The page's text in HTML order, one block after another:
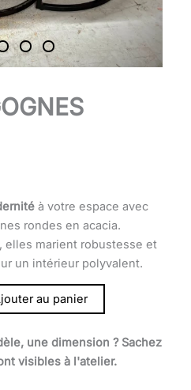
à votre espace avec
rondes en acacia.
elles marient robustesse et
un intérieur polyvalent.
au panier
une dimension ? Sachez
visibles à l'atelier.